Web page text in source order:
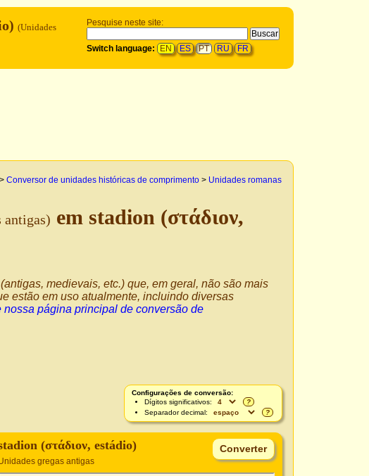
Pesquise neste site:
Switch language: EN ES PT RU FR
(Unidades
> Conversor de unidades históricas de comprimento > Unidades romanas
antigas) em stadion (στάδιον,
medievais, etc.) que, em geral, não são mais
estão em uso atualmente, incluindo diversas
nossa página principal de conversão de
Configurações de conversão:
Dígitos significativos:
?
Separador decimal:
?
(στάδιον, estádio)
gregas antigas